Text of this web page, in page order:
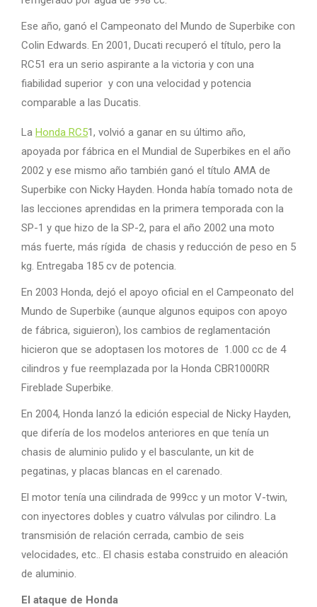
Ese año, ganó el Campeonato del Mundo de Superbike con
Colin Edwards. En 2001, Ducati recuperó el título, pero la
RC51 era un serio aspirante a la victoria y con una
fiabilidad superior y con una velocidad y potencia
comparable a las Ducatis.
La Honda RC51, volvió a ganar en su último año,
apoyada por fábrica en el Mundial de Superbikes en el año
2002 y ese mismo año también ganó el título AMA de
Superbike con Nicky Hayden. Honda había tomado nota de
las lecciones aprendidas en la primera temporada con la
SP-1 y que hizo de la SP-2, para el año 2002 una moto
más fuerte, más rígida de chasis y reducción de peso en 5
kg. Entregaba 185 cv de potencia.
En 2003 Honda, dejó el apoyo oficial en el Campeonato del
Mundo de Superbike (aunque algunos equipos con apoyo
de fábrica, siguieron), los cambios de reglamentación
hicieron que se adoptasen los motores de 1.000 cc de 4
cilindros y fue reemplazada por la Honda CBR1000RR
Fireblade Superbike.
En 2004, Honda lanzó la edición especial de Nicky Hayden,
que difería de los modelos anteriores en que tenía un
chasis de aluminio pulido y el basculante, un kit de
pegatinas, y placas blancas en el carenado.
El motor tenía una cilindrada de 999cc y un motor V-twin,
con inyectores dobles y cuatro válvulas por cilindro. La
transmisión de relación cerrada, cambio de seis
velocidades, etc.. El chasis estaba construido en aleación
de aluminio.
El ataque de Honda